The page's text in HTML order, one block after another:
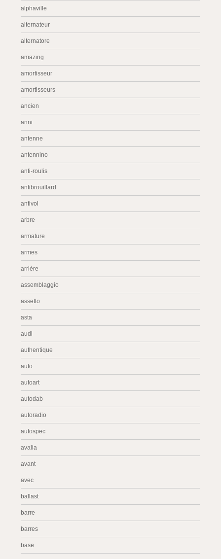
alphaville
alternateur
alternatore
amazing
amortisseur
amortisseurs
ancien
anni
antenne
antennino
anti-roulis
antibrouillard
antivol
arbre
armature
armes
arrière
assemblaggio
assetto
asta
audi
authentique
auto
autoart
autodab
autoradio
autospec
avalia
avant
avec
ballast
barre
barres
base